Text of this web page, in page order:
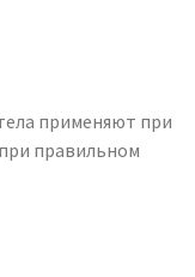
применяют при
правильном